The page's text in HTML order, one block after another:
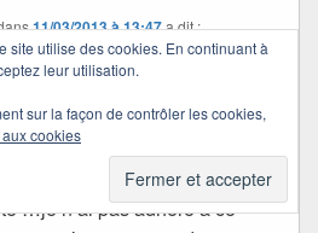
11/03/2013 à 13:47a dit :
sur la version » Mobile » il y
…bon dans ce cas il faut
s’il y a une possibilité
le blog apparaisse sur les
apparaisse uniquement tel
…je n’ai pas adhéré a ce
site utilise des cookies. En continuant à
leur utilisation.
sur la façon de contrôler les cookies,
cookies